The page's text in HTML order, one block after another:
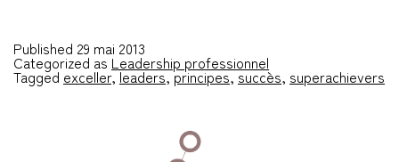
Published 29 mai 2013
Categorized as Leadership professionnel
Tagged exceller,leaders,principes,succès, superachievers